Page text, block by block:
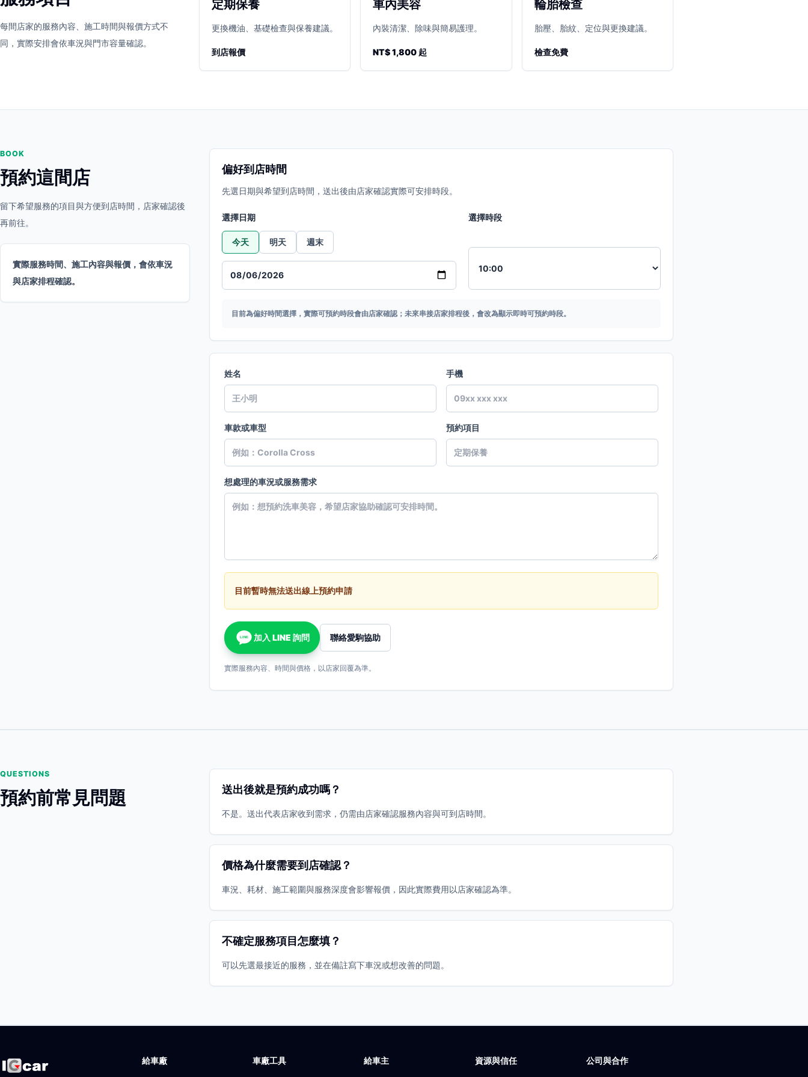
立即預約 開啟地圖 其他店家
每間店家的服務內容、施工時間與報價方式不
同，實際安排會依車況與門市容量確認。
定期保養
更換機油、基礎檢查與保養建議。
到店報價
車內美容
內裝清潔、除味與簡易護理。
NT$ 1,800 起
輪胎檢查
胎壓、胎紋、定位與更換建議。
檢查免費
BOOK
預約這間店
留下希望服務的項目與方便到店時間，店家確認後
再前往。
實際服務時間、施工內容與報價，會依車況
與店家排程確認。
偏好到店時間
先選日期與希望到店時間，送出後由店家確認實際可安排時段。
選擇日期
今天 明天 週末
選擇時段
目前為偏好時間選擇，實際可預約時段會由店家確認；未來串接店家排程後，會改為顯示即時可預約時段。
姓名 手機
車款或車型 預約項目
想處理的車況或服務需求
目前暫時無法送出線上預約申請
LINE 加入 LINE 詢問 聯絡愛駒協助
實際服務內容、時間與價格，以店家回覆為準。
QUESTIONS
預約前常見問題 送出後就是預約成功嗎？
不是。送出代表店家收到需求，仍需由店家確認服務內容與可到店時間。
價格為什麼需要到店確認？
車況、耗材、施工範圍與服務深度會影響報價，因此實際費用以店家確認為準。
不確定服務項目怎麼填？
可以先選最接近的服務，並在備註寫下車況或想改善的問題。
給車廠 車廠工具 給車主 資源與信任 公司與合作